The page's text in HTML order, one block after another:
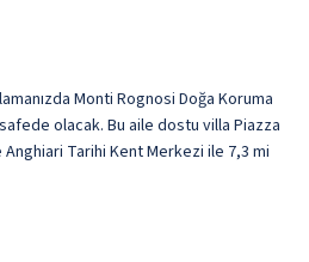
Monti Rognosi Doğa Koruma
olacak. Bu aile dostu villa Piazza
Tarihi Kent Merkezi ile 7,3 mi